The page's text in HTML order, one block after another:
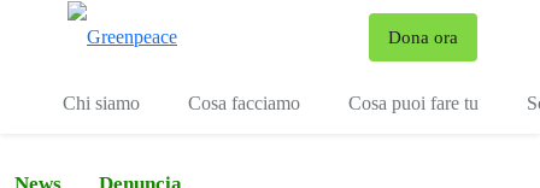
Dona ora
Chi siamo Cosa facciamo Cosa puoi fare tu